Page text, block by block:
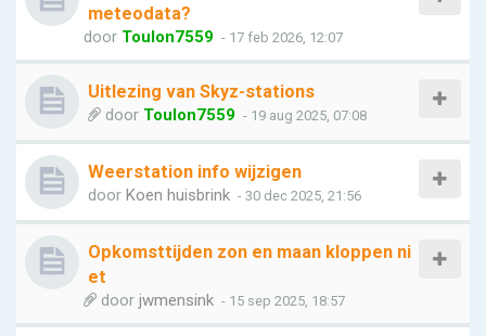
meteodata?
door Toulon7559 - 17 feb 2026, 12:07
Uitlezing van Skyz-stations
door Toulon7559 - 19 aug 2025, 07:08
Weerstation info wijzigen
door Koen huisbrink - 30 dec 2025, 21:56
Opkomsttijden zon en maan kloppen ni
et
door jwmensink - 15 sep 2025, 18:57